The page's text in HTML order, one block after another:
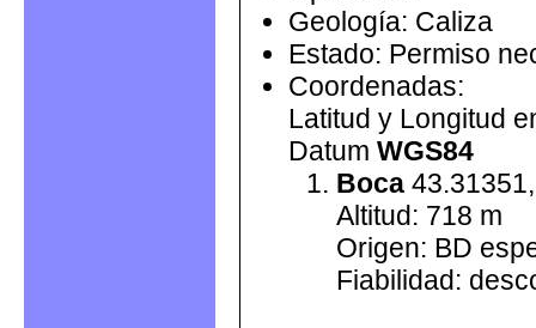
Geología: Caliza
Estado: Permiso
Coordenadas:
Latitud y Longitud
Datum WGS84
Boca
Altitud: 718 m
Origen: BD
Fiabilidad: